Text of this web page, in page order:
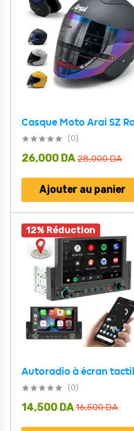
(0)
28,000DA
26,000 DA
Ajouter au panier
12% Réduction
(0)
16,500DA
14,500 DA